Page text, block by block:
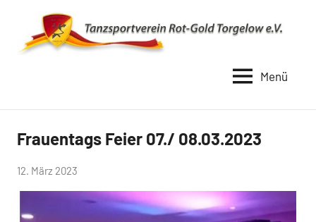
springen
Rot
Gold
1990
Menü
Uncategorized
Frauentags Feier 07./ 08.03.2023
von
Simone
12. März 2023